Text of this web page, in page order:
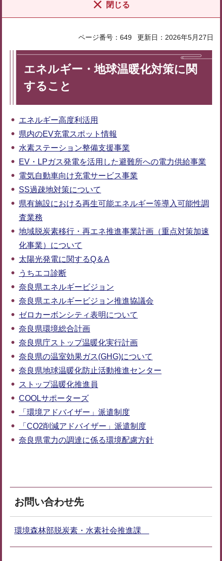
閉じる
ページ番号：649 更新日：2026年5月27日
エネルギー・地球温暖化対策に関
すること
エネルギー高度利活用
県内のEV充電スポット情報
水素ステーション整備支援事業
EV・LPガス発電を活用した避難所への電力供給事業
電気自動車向け充電サービス事業
SS過疎地対策について
県有施設における再生可能エネルギー等導入可能性調
査業務
地域脱炭素移行・再エネ推進事業計画（重点対策加速
化事業）について
太陽光発電に関するQ＆A
うちエコ診断
奈良県エネルギービジョン
奈良県エネルギービジョン推進協議会
ゼロカーボンシティ表明について
奈良県環境総合計画
奈良県庁ストップ温暖化実行計画
奈良県の温室効果ガス(GHG)について
奈良県地球温暖化防止活動推進センター
ストップ温暖化推進員
COOLサポーターズ
「環境アドバイザー」派遣制度
「CO2削減アドバイザー」派遣制度
奈良県電力の調達に係る環境配慮方針
お問い合わせ先
環境森林部脱炭素・水素社会推進課